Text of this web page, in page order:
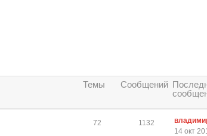
Темы Сообщений
72 1132
14 окт